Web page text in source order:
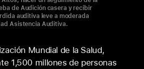
de Audición casera y recibir
auditiva leve a moderada
Asistencia Auditiva.
Mundial de la Salud,
1,500 millones de personas